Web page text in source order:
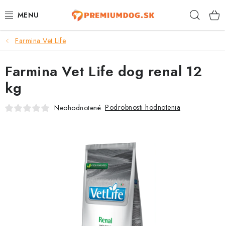
na
TOP 100 PRODUKTOV
NOVINKY
AKCIE
Farmina Vet Life
Farmina Vet Life dog renal 12
kg
Neohodnotené Podrobnosti hodnotenia